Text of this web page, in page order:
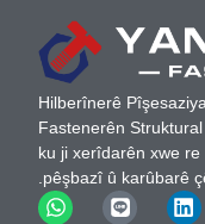
Hilberînerê
Fastenerên
ku ji xerîdarên xwe
pêşbazî û karûbarê